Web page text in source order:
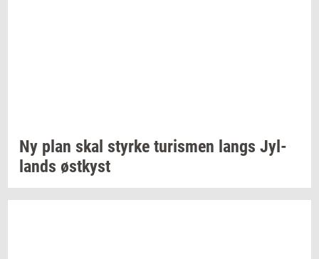
Ny plan skal styr­ke turis­men langs Jyl­
lands øst­kyst